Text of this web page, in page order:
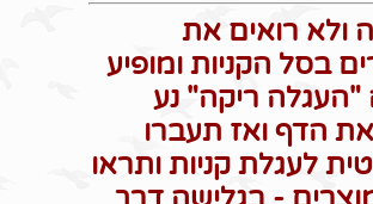
ולא רואים את
בסל הקניות ומופיע
"העגלה ריקה" נע
את הדף ואז תעברו
לעגלת קניות ותראו